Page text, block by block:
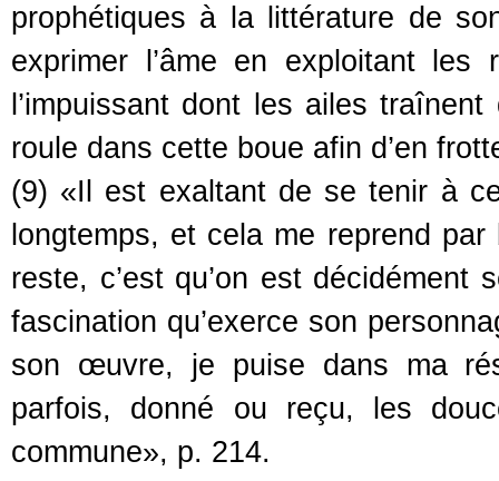
prophétiques à la littérature de
exprimer l’âme en exploitant
l’impuissant dont les ailes
roule dans cette boue afin d’en
(9) «Il est exaltant de se tenir à
longtemps, et cela me reprend
reste, c’est qu’on est décidément
fascination qu’exerce son
son œuvre, je puise dans ma
parfois, donné ou reçu, les
commune», p. 214.